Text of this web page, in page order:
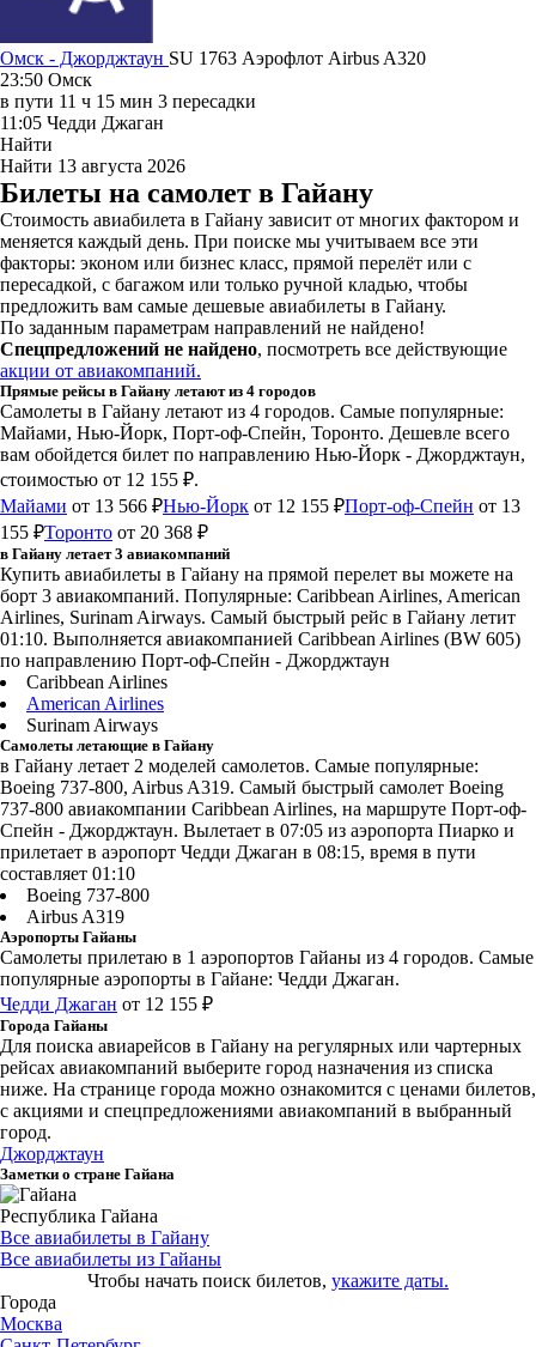
Омск - Джорджтаун SU 1763 Аэрофлот Airbus A320
23:50 Омск
в пути 11 ч 15 мин 3 пересадки
11:05 Чедди Джаган
Найти
Найти 13 августа 2026
Билеты на самолет в Гайану
Стоимость авиабилета в Гайану зависит от многих фактором и
меняется каждый день. При поиске мы учитываем все эти
факторы: эконом или бизнес класс, прямой перелёт или с
пересадкой, с багажом или только ручной кладью, чтобы
предложить вам самые дешевые авиабилеты в Гайану.
По заданным параметрам направлений не найдено!
Спецпредложений не найдено, посмотреть все действующие
акции от авиакомпаний.
Прямые рейсы в Гайану летают из 4 городов
Самолеты в Гайану летают из 4 городов. Самые популярные:
Майами, Нью-Йорк, Порт-оф-Спейн, Торонто. Дешевле всего
вам обойдется билет по направлению Нью-Йорк - Джорджтаун,
стоимостью от 12 155 ₽.
Майами от 13 566 ₽Нью-Йорк от 12 155 ₽Порт-оф-Спейн от 13
155 ₽Торонто от 20 368 ₽
в Гайану летает 3 авиакомпаний
Купить авиабилеты в Гайану на прямой перелет вы можете на
борт 3 авиакомпаний. Популярные: Caribbean Airlines, American
Airlines, Surinam Airways. Самый быстрый рейс в Гайану летит
01:10. Выполняется авиакомпанией Caribbean Airlines (BW 605)
по направлению Порт-оф-Спейн - Джорджтаун
Caribbean Airlines
American Airlines
Surinam Airways
Самолеты летающие в Гайану
в Гайану летает 2 моделей самолетов. Самые популярные:
Boeing 737-800, Airbus A319. Самый быстрый самолет Boeing
737-800 авиакомпании Caribbean Airlines, на маршруте Порт-оф-
Спейн - Джорджтаун. Вылетает в 07:05 из аэропорта Пиарко и
прилетает в аэропорт Чедди Джаган в 08:15, время в пути
составляет 01:10
Boeing 737-800
Airbus A319
Аэропорты Гайаны
Самолеты прилетаю в 1 аэропортов Гайаны из 4 городов. Самые
популярные аэропорты в Гайане: Чедди Джаган.
Чедди Джаган от 12 155 ₽
Города Гайаны
Для поиска авиарейсов в Гайану на регулярных или чартерных
рейсах авиакомпаний выберите город назначения из списка
ниже. На странице города можно ознакомится с ценами билетов,
с акциями и спецпредложениями авиакомпаний в выбранный
город.
Джорджтаун
Заметки о стране Гайана
Республика Гайана
Все авиабилеты в Гайану
Все авиабилеты из Гайаны
Чтобы начать поиск билетов, укажите даты.
Города
Москва